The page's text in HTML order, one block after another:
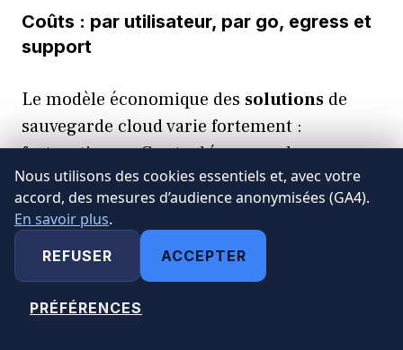
Coûts : par utilisateur, par go, egress et
support
Le modèle économique des solutions de
sauvegarde cloud varie fortement :
facturation au Go stocké, au nombre
d’utilisateurs/protection d’endpoints, selon
le volume sortant (egress) ou la fréquence
derestaurationdemandée. Il est crucial
pour l’entreprise de comparer ces offres
avec transparence, en évitant les surcoûts
cachés (restauration payante, mobilité de la
Nous utilisons des cookies essentiels et, avec votre
accord, des mesures d’audience anonymisées (GA4).
En savoir plus.
REFUSER ACCEPTER
PRÉFÉRENCES